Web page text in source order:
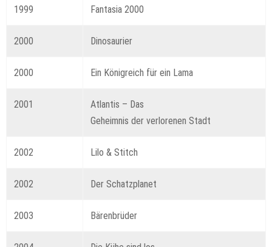
1999 Fantasia 2000
2000 Dinosaurier
2000 Ein Königreich für ein Lama
2001
Atlantis – Das
Geheimnis der verlorenen Stadt
2002 Lilo & Stitch
2002 Der Schatzplanet
2003 Bärenbrüder